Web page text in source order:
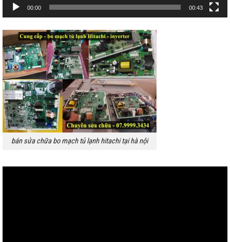
00:00 00:43
bán sửa chữa bo mạch tủ lạnh hitachi tại hà nội